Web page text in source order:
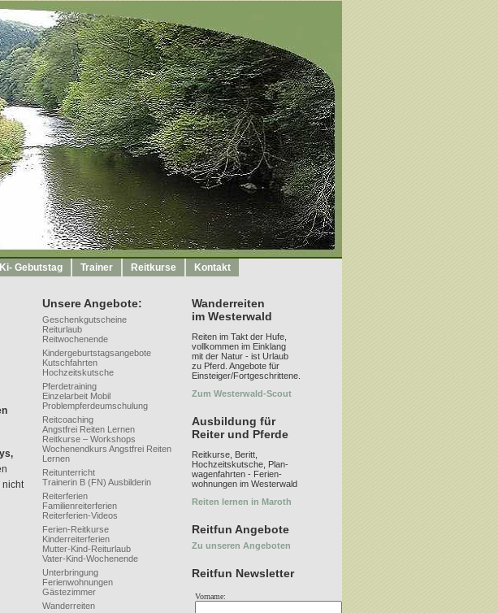
Ki- Gebutstag Trainer Reitkurse Kontakt
nicht
Unsere Angebote:
Geschenkgutscheine
Reiturlaub
Reitwochenende
Kindergeburtstagsangebote
Kutschfahrten
Hochzeitskutsche
Pferdetraining
Einzelarbeit Mobil
Problempferdeumschulung
Reitcoaching
Angstfrei Reiten Lernen
Reitkurse – Workshops
Wochenendkurs Angstfrei Reiten
Lernen
Reitunterricht
Trainerin B (FN) Ausbilderin
Reiterferien
Familienreiterferien
Reiterferien-Videos
Ferien-Reitkurse
Kinderreiterferien
Mutter-Kind-Reiturlaub
Vater-Kind-Wochenende
Unterbringung
Ferienwohnungen
Gästezimmer
Wanderreiten
Wanderreiten
im Westerwald
Reiten im Takt der Hufe,
vollkommen im Einklang
mit der Natur - ist Urlaub
zu Pferd. Angebote für
Einsteiger/Fortgeschrittene.
Zum Westerwald-Scout
Ausbildung für
Reiter und Pferde
Reitkurse, Beritt,
Hochzeitskutsche, Plan-
wagenfahrten - Ferien-
wohnungen im Westerwald
Reiten lernen in Maroth
Reitfun Angebote
Zu unseren Angeboten
Reitfun Newsletter
Vorname: